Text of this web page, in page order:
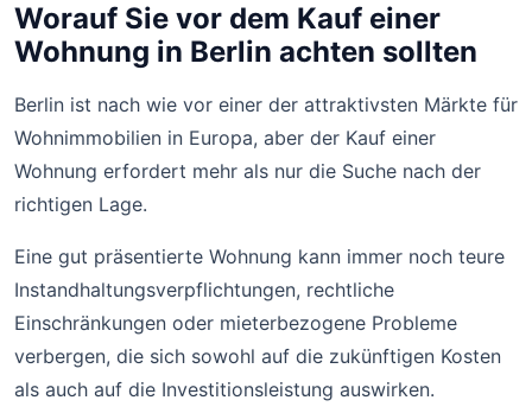
Worauf Sie vor dem Kauf einer
Wohnung in Berlin achten sollten
Berlin ist nach wie vor einer der attraktivsten Märkte für
Wohnimmobilien in Europa, aber der Kauf einer
Wohnung erfordert mehr als nur die Suche nach der
richtigen Lage.
Eine gut präsentierte Wohnung kann immer noch teure
Instandhaltungsverpflichtungen, rechtliche
Einschränkungen oder mieterbezogene Probleme
verbergen, die sich sowohl auf die zukünftigen Kosten
als auch auf die Investitionsleistung auswirken.